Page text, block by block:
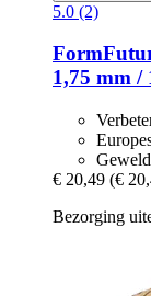
5.0 (2)
1,75 mm /
€ 20,49 (€
Bezorging